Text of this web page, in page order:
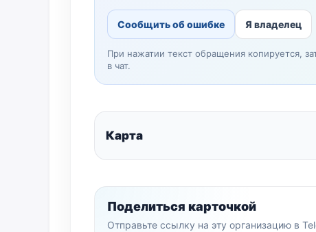
Сообщить об ошибке Я владелец
При нажатии текст обращения копируется,
в чат.
Карта
Поделиться карточкой
Отправьте ссылку на эту организацию в